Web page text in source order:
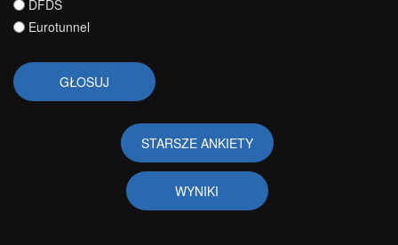
DFDS
Eurotunnel
STARSZE ANKIETY
WYNIKI